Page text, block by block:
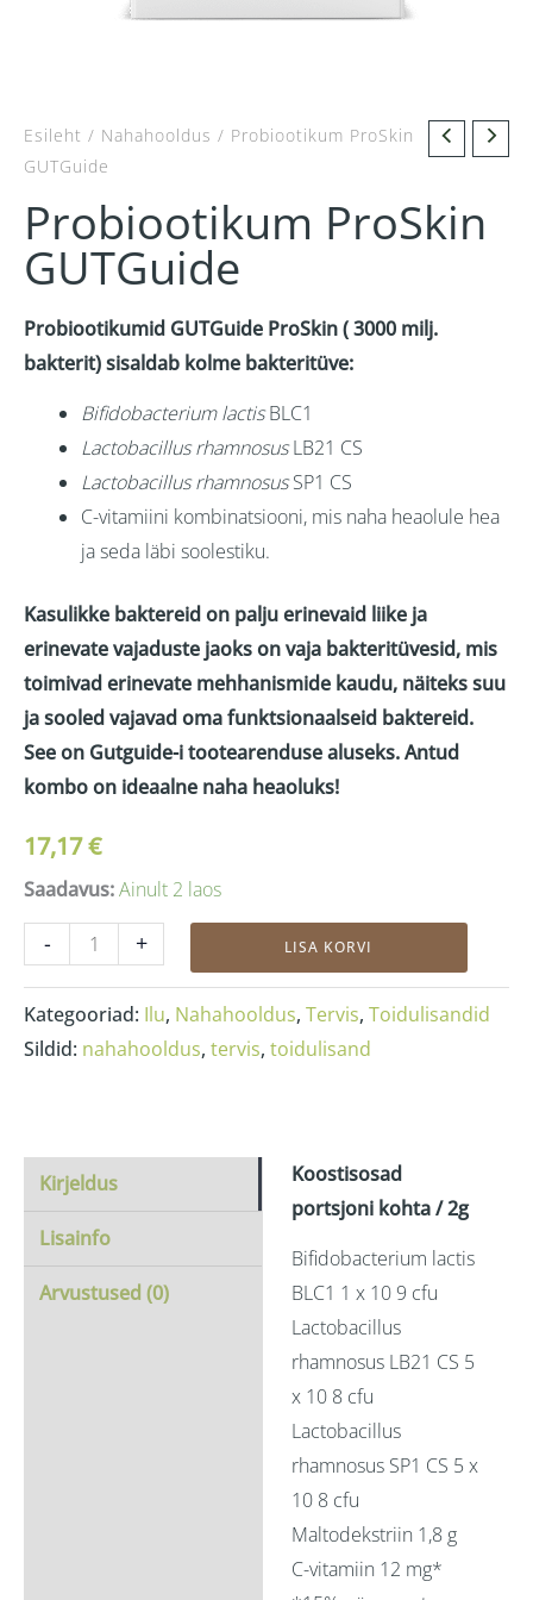
Esileht / Nahahooldus / Probiootikum ProSkin
GUTGuide
Probiootikum ProSkin
GUTGuide
Probiootikumid GUTGuide ProSkin ( 3000 milj.
bakterit) sisaldab kolme bakteritüve:
Bifidobacterium lactisBLC1
Lactobacillus rhamnosusLB21 CS
Lactobacillus rhamnosusSP1 CS
C-vitamiini kombinatsiooni, mis naha heaolule hea
ja seda läbi soolestiku.
Kasulikke baktereid on palju erinevaid liike ja
erinevate vajaduste jaoks on vaja bakteritüvesid, mis
toimivad erinevate mehhanismide kaudu, näiteks suu
ja sooled vajavad oma funktsionaalseid baktereid.
See on Gutguide-i tootearenduse aluseks. Antud
kombo on ideaalne naha heaoluks!
17,17€
Saadavus:Ainult 2 laos
-
Probiootikum
ProSkin
GUTGuide
kogus
+ LISA KORVI
Kategooriad: Ilu, Nahahooldus, Tervis, Toidulisandid
Sildid: nahahooldus, tervis, toidulisand
Kirjeldus
Lisainfo
Arvustused (0)
Koostisosad
portsjoni kohta / 2g
Bifidobacterium lactis
BLC1 1 x 10 9 cfu
Lactobacillus
rhamnosus LB21 CS 5
x 10 8 cfu
Lactobacillus
rhamnosus SP1 CS 5 x
10 8 cfu
Maltodekstriin 1,8 g
C-vitamiin 12 mg*